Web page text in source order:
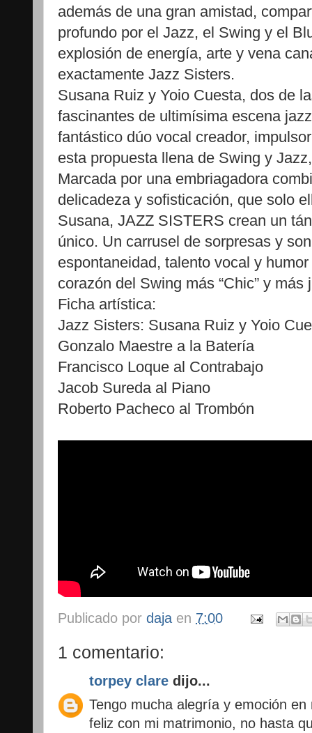
además de una gran amistad,
profundo por el Jazz, el Swing y el
explosión de energía, arte y vena
exactamente Jazz Sisters.
Susana Ruiz y Yoio Cuesta, dos de
fascinantes de ultimísima escena
fantástico dúo vocal creador,
esta propuesta llena de Swing y
Marcada por una embriagadora
delicadeza y sofisticación, que solo
Susana, JAZZ SISTERS crean un
único. Un carrusel de sorpresas y
espontaneidad, talento vocal y
corazón del Swing más “Chic” y más
Ficha artística:
Jazz Sisters: Susana Ruiz y Yoio
Gonzalo Maestre a la Batería
Francisco Loque al Contrabajo
Jacob Sureda al Piano
Roberto Pacheco al Trombón
Publicado por daja en 7:00
1 comentario:
torpey clare dijo...
Tengo mucha alegría y emoción
feliz con mi matrimonio, no hasta